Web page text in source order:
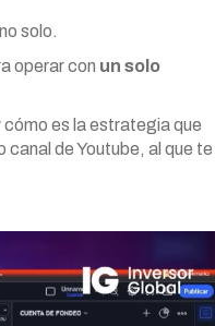
solo.
operar con un solo
cómo es la estrategia que
de Youtube, al que te